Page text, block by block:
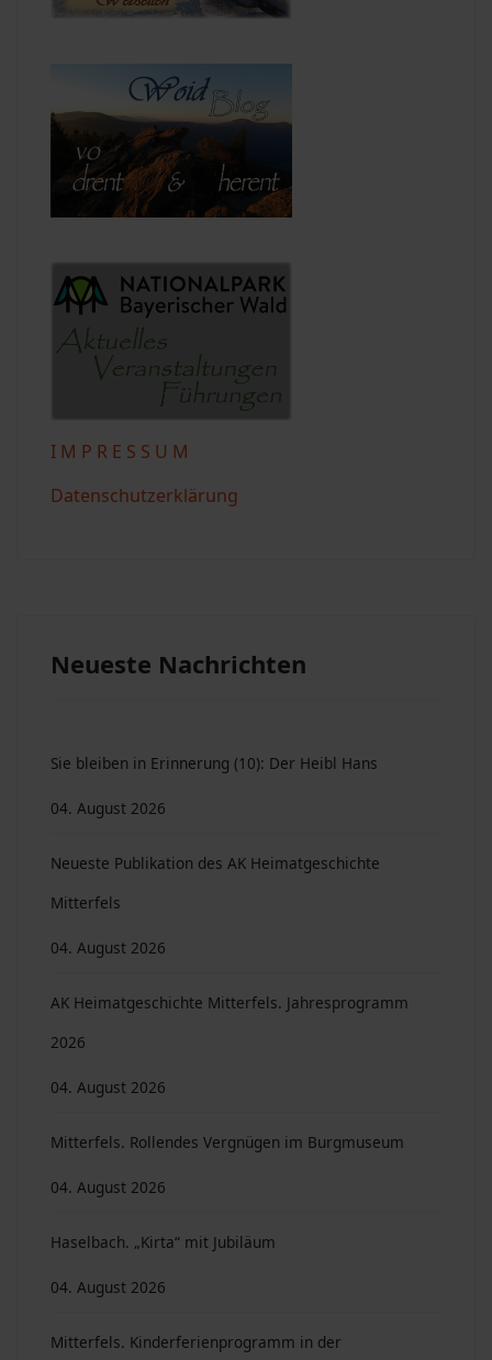
I M P R E S S U M
Datenschutzerklärung
Neueste Nachrichten
Sie bleiben in Erinnerung (10): Der Heibl Hans
04. August 2026
Neueste Publikation des AK Heimatgeschichte
Mitterfels
04. August 2026
AK Heimatgeschichte Mitterfels. Jahresprogramm
2026
04. August 2026
Mitterfels. Rollendes Vergnügen im Burgmuseum
04. August 2026
Haselbach. „Kirta“ mit Jubiläum
04. August 2026
Mitterfels. Kinderferienprogramm in der